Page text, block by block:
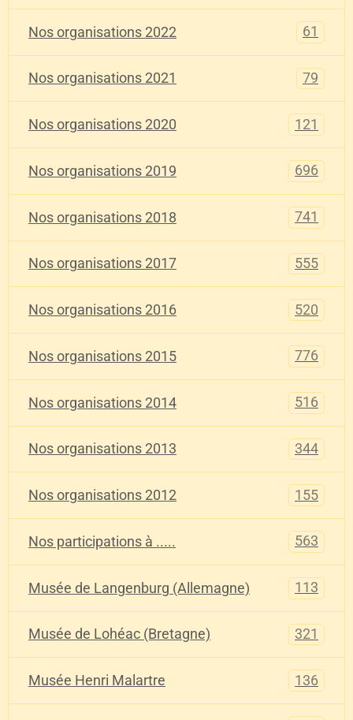
Nos organisations 2022 61
Nos organisations 2021 79
Nos organisations 2020 121
Nos organisations 2019 696
Nos organisations 2018 741
Nos organisations 2017 555
Nos organisations 2016 520
Nos organisations 2015 776
Nos organisations 2014 516
Nos organisations 2013 344
Nos organisations 2012 155
Nos participations à ..... 563
Musée de Langenburg (Allemagne) 113
Musée de Lohéac (Bretagne) 321
Musée Henri Malartre 136